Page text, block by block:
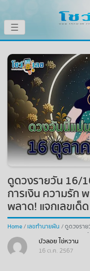
หน้าหลัก
โชว์เลขเด็ดประจำวัน
โชว์เลขหวยดัง
โชว์ผลหวย
เลขทำนายฝัน
โชว์สถิติหวย
หวยสด
ถ่ายทอดสดหวยรัฐบา
☰
ดูดวงรายวัน 16/
การเงิน ความรัก
พลาด! แจกเลขเด็
Home เลขทำนายฝัน ดูดวงราย
ความรัก
แม่น ๆ
บัวลอย ไข่หวาน
16 ต.ค. 2567